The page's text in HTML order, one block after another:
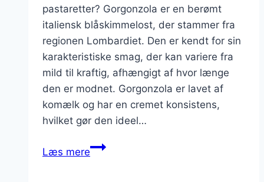
pastaretter? Gorgonzola er en berømt
italiensk blåskimmelost, der stammer fra
regionen Lombardiet. Den er kendt for sin
karakteristiske smag, der kan variere fra
mild til kraftig, afhængigt af hvor længe
den er modnet. Gorgonzola er lavet af
komælk og har en cremet konsistens,
hvilket gør den ideel…
Læs merePastaretter